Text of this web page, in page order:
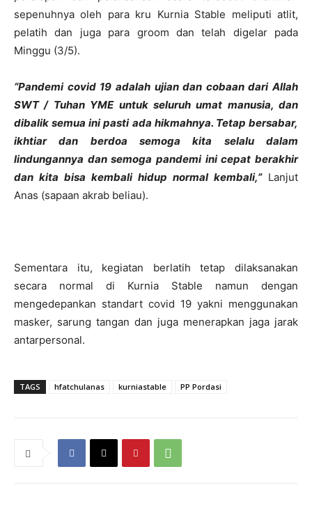
sepenuhnya oleh para kru Kurnia Stable meliputi atlit,
pelatih dan juga para groom dan telah digelar pada
Minggu (3/5).
“Pandemi covid 19 adalah ujian dan cobaan dari Allah
SWT / Tuhan YME untuk seluruh umat manusia, dan
dibalik semua ini pasti ada hikmahnya. Tetap bersabar,
ikhtiar dan berdoa semoga kita selalu dalam
lindungannya dan semoga pandemi ini cepat berakhir
dan kita bisa kembali hidup normal kembali,”Lanjut
Anas (sapaan akrab beliau).
Sementara itu, kegiatan berlatih tetap dilaksanakan
secara normal di Kurnia Stable namun dengan
mengedepankan standart covid 19 yakni menggunakan
masker, sarung tangan dan juga menerapkan jaga jarak
antarpersonal.
TAGS hfatchulanas kurniastable PP Pordasi